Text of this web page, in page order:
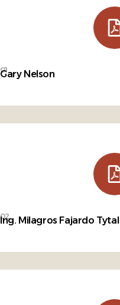
01
Gary Nelson
02
Ing. Milagros Fajardo Tytal